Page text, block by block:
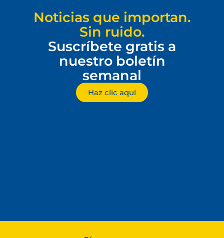
Noticias que importan.
Sin ruido.
Suscríbete gratis a
nuestro boletín
semanal
Haz clic aquí